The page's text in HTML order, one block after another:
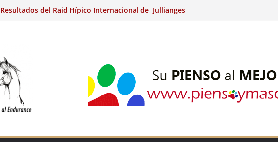
Resultados del Raid Hípico Internacional de Jullianges
Caballos Jóvenes de Raid.
Raid Hípico Eladina Kung (Badajoz).